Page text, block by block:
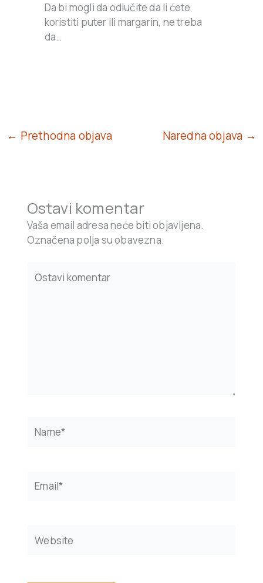
Da bi mogli da odlučite da li ćete
koristiti puter ili margarin, ne treba
da…
← Prethodna objava Naredna objava →
Ostavi komentar
Vaša email adresa neće biti objavljena.
Označena polja su obavezna.
here..